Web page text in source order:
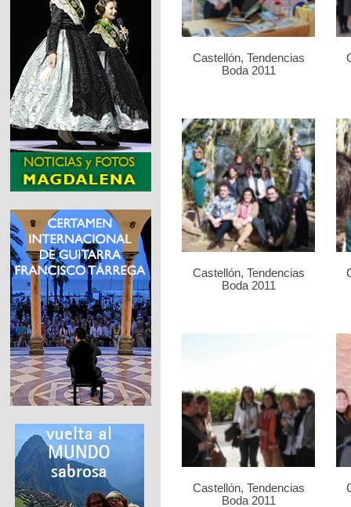
Castellón, Tendencias
Boda 2011
Castellón, Tendencias
Boda 2011
Castellón, Tendencias
Boda 2011